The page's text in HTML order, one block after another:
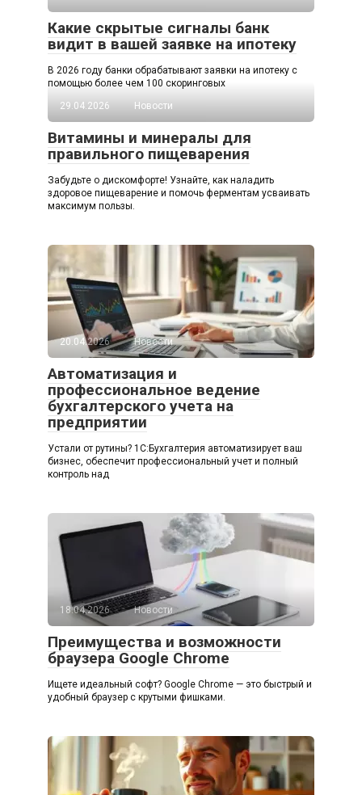
Какие скрытые сигналы банк
видит в вашей заявке на ипотеку
В 2026 году банки обрабатывают заявки на ипотеку с
помощью более чем 100 скоринговых
29.04.2026
Новости
Витамины и минералы для
правильного пищеварения
Забудьте о дискомфорте! Узнайте, как наладить
здоровое пищеварение и помочь ферментам усваивать
максимум пользы.
20.04.2026 Новости
Автоматизация и
профессиональное ведение
бухгалтерского учета на
предприятии
Устали от рутины? 1C:Бухгалтерия автоматизирует ваш
бизнес, обеспечит профессиональный учет и полный
контроль над
18.04.2026 Новости
Преимущества и возможности
браузера Google Chrome
Ищете идеальный софт? Google Chrome — это быстрый и
удобный браузер с крутыми фишками.